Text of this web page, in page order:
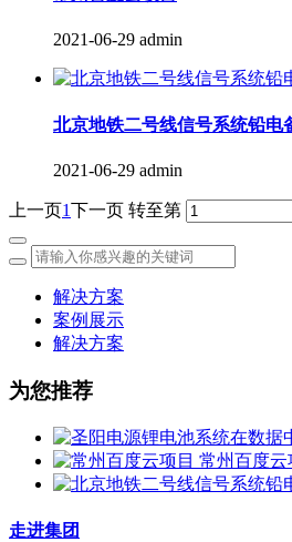
2021-06-29 admin
北京地铁二号线信号系统铅电
2021-06-29 admin
上一页 1 下一页 转至第
解决方案
案例展示
解决方案
为您推荐
常州百度云
走进集团